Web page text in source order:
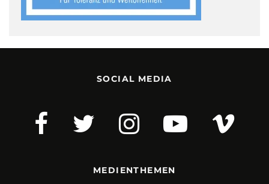
SOCIAL MEDIA
MEDIENTHEMEN